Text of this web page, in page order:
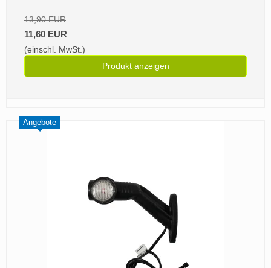
13,90 EUR
11,60 EUR
(einschl. MwSt.)
Produkt anzeigen
Angebote